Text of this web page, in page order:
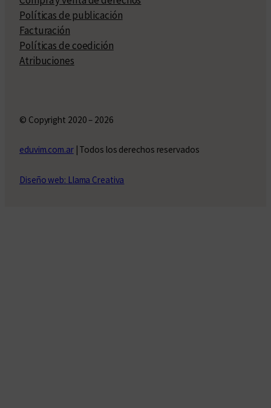
Políticas de publicación
Facturación
Políticas de coedición
Atribuciones
© Copyright 2020 – 2026
eduvim.com.ar| Todos los derechos reservados
Diseño web: Llama Creativa